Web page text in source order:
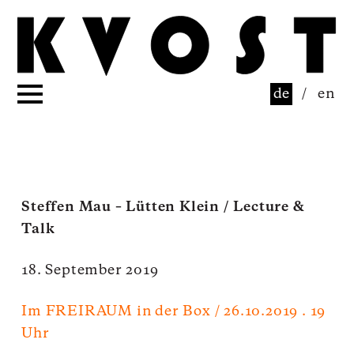
de / en
Steffen Mau – Lütten Klein / Lecture &
Talk
18. September 2019
Im FREIRAUM in der Box / 26.10.2019 . 19
Uhr